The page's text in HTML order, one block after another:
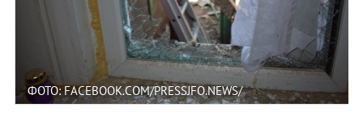
ФОТО: FACEBOOK.COM/PRESSJFO.NEWS/